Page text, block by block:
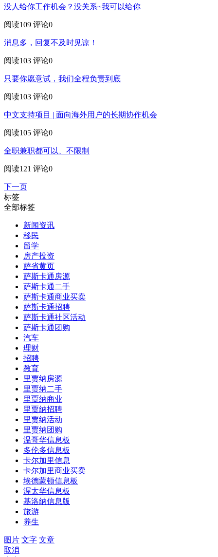
没人给你工作机会？没关系~我可以给你
阅读109 评论0
消息多，回复不及时见谅！
阅读103 评论0
只要你愿意试，我们全程负责到底
阅读103 评论0
中文支持项目 | 面向海外用户的长期协作机会
阅读105 评论0
全职兼职都可以、不限制
阅读121 评论0
下一页
标签
全部标签
新闻资讯
移民
留学
房产投资
萨省黄页
萨斯卡通房源
萨斯卡通二手
萨斯卡通商业买卖
萨斯卡通招聘
萨斯卡通社区活动
萨斯卡通团购
汽车
理财
招聘
教育
里贾纳房源
里贾纳二手
里贾纳商业
里贾纳招聘
里贾纳活动
里贾纳团购
温哥华信息板
多伦多信息板
卡尔加里信息
卡尔加里商业买卖
埃德蒙顿信息板
渥太华信息板
基洛纳信息版
旅游
养生
图片 文字 文章
取消